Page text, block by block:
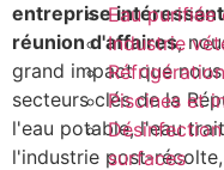
Eau purifiée
Industrie
Piscines et
surfaces
entreprise
réunion d'affaires,
grand impact que
secteurs clés de la
l'eau potable, l'eau
l'industrie post-